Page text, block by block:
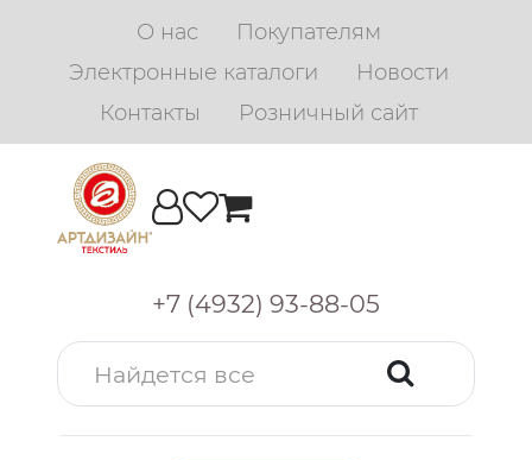
О нас
Покупателям
Электронные каталоги
Новости
Контакты
Розничный сайт
+7 (4932) 93-88-05